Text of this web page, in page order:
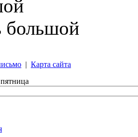
большой
| Карта сайта